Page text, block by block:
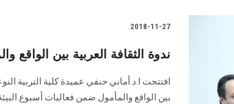
2018-11-27
ندوة الثقافة العربية بين الواقع
افتتحت ا.د.أماني حنفي عميدة كلية التربية
بين الواقع والمأمول ضمن فعاليات أسبوع